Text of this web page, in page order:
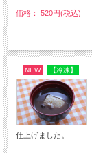
価格： 520円(税込)
NEW 【冷凍】
仕上げました。